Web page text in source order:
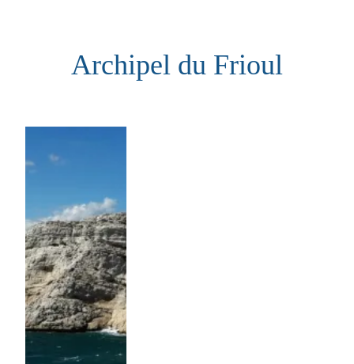
Archipel du Frioul